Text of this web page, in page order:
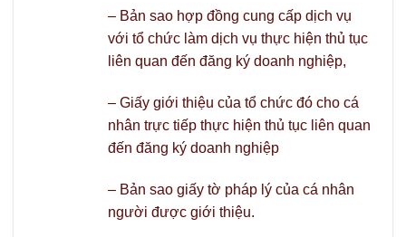
– Bản sao hợp đồng cung cấp dịch vụ
với tổ chức làm dịch vụ thực hiện thủ tục
liên quan đến đăng ký doanh nghiệp,
– Giấy giới thiệu của tổ chức đó cho cá
nhân trực tiếp thực hiện thủ tục liên quan
đến đăng ký doanh nghiệp
– Bản sao giấy tờ pháp lý của cá nhân
người được giới thiệu.